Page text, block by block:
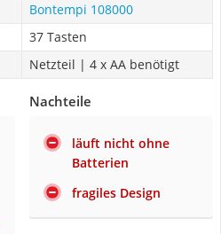
Bontempi 108000
37 Tasten
Netzteil | 4 x AA benötigt
Nachteile
läuft nicht ohne
Batterien
fragiles Design